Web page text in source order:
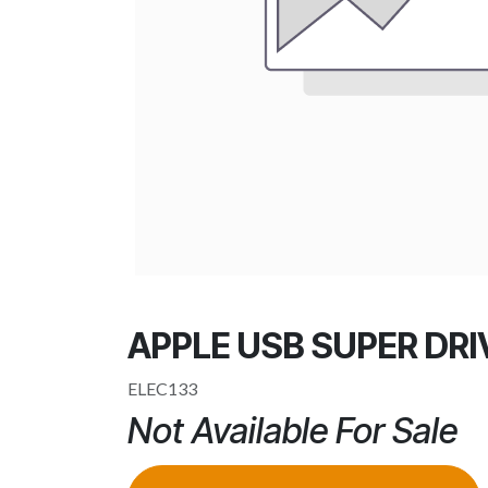
APPLE USB SUPER
ELEC133
Not Available For Sale